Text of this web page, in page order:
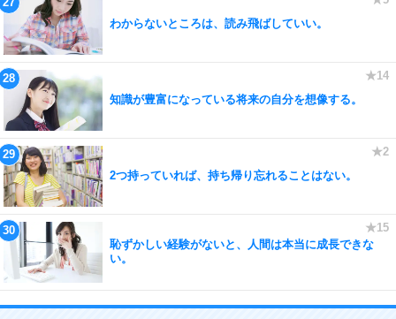
わからないところは、読み飛ばしていい。
知識が豊富になっている将来の自分を想像する。
2つ持っていれば、持ち帰り忘れることはない。
恥ずかしい経験がないと、人間は本当に成長できな
い。